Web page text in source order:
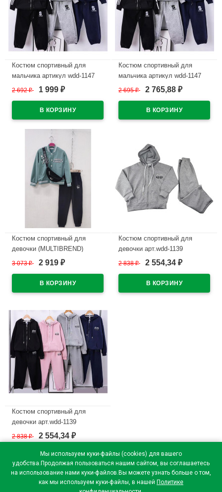
Мы используем куки-файлы (cookies) для вашего
удобства.Продолжая пользоваться нашим сайтом, вы соглашаетесь
на использование нами куки-файлов.Вы можете узнать больше о том,
как мы используем куки-файлы, в нашей Политике
Костюм спортивный для
мальчика артикул wdd-1147
размер 32/128-46/170 цвет
2 692₽ 1 999 ₽
Костюм спортивный для
мальчика артикул wdd-1147
размер 32/128-46/170 цвет
2 695₽ 2 765,88 ₽
Костюм спортивный для
девочки (MULTIBREND)
арт.dux-1083-4 размер 32/128-
3 073₽ 2 919 ₽
Костюм спортивный для
девочки арт.wdd-1139
трикотажный цвет серый
2 838₽ 2 554,34 ₽
Костюм спортивный для
девочки арт.wdd-1139
трикотажный цвет синий
В наличии
2 838₽ 2 554,34 ₽